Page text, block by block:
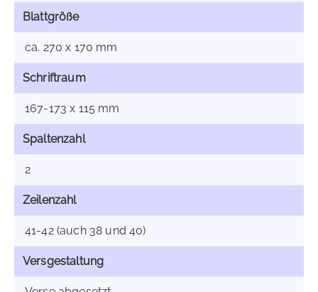
Blattgröße
ca. 270 x 170 mm
Schriftraum
167-173 x 115 mm
Spaltenzahl
2
Zeilenzahl
41-42 (auch 38 und 40)
Versgestaltung